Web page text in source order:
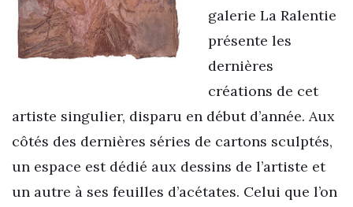
galerie La Ralentie
présente les
dernières
créations de cet
artiste singulier, disparu en début d’année. Aux
côtés des dernières séries de cartons sculptés,
un espace est dédié aux dessins de l’artiste et
un autre à ses feuilles d’acétates. Celui que l’on